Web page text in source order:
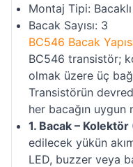
Montaj Tipi: Bacaklı
Bacak Sayısı: 3
BC546 Bacak
BC546 transistör;
olmak üzere üç
Transistörün
her bacağın uygun
1. Bacak –
edilecek yükün
LED, buzzer veya